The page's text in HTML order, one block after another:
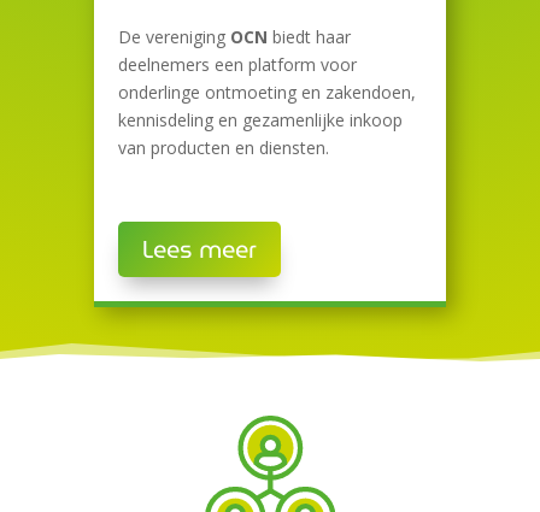
De vereniging OCN biedt haar
deelnemers een platform voor
onderlinge ontmoeting en zakendoen,
kennisdeling en gezamenlijke inkoop
van producten en diensten.
Lees meer